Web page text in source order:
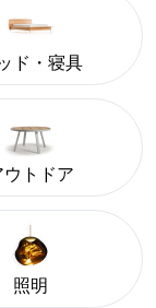
ド・寝具
ウトドア
照明